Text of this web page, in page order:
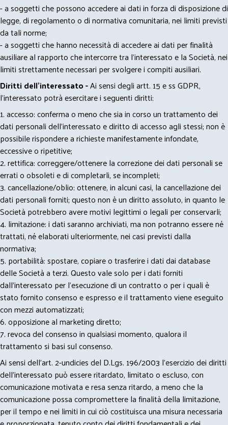
- a soggetti che possono accedere ai dati in forza di disposizione di
legge, di regolamento o di normativa comunitaria, nei limiti previsti
da tali norme;
- a soggetti che hanno necessità di accedere ai dati per finalità
ausiliare al rapporto che intercorre tra l’interessato e la Società, nei
limiti strettamente necessari per svolgere i compiti ausiliari.
Diritti dell’interessato -Ai sensi degli artt. 15 e ss GDPR,
l’interessato potrà esercitare i seguenti diritti:
1. accesso: conferma o meno che sia in corso un trattamento dei
dati personali dell’interessato e diritto di accesso agli stessi; non è
possibile rispondere a richieste manifestamente infondate,
eccessive o ripetitive;
2. rettifica: correggere/ottenere la correzione dei dati personali se
errati o obsoleti e di completarli, se incompleti;
3. cancellazione/oblio: ottenere, in alcuni casi, la cancellazione dei
dati personali forniti; questo non è un diritto assoluto, in quanto le
Società potrebbero avere motivi legittimi o legali per conservarli;
4. limitazione: i dati saranno archiviati, ma non potranno essere né
trattati, né elaborati ulteriormente, nei casi previsti dalla
normativa;
5. portabilità: spostare, copiare o trasferire i dati dai database
delle Società a terzi. Questo vale solo per i dati forniti
dall’interessato per l’esecuzione di un contratto o per i quali è
stato fornito consenso e espresso e il trattamento viene eseguito
con mezzi automatizzati;
6. opposizione al marketing diretto;
7. revoca del consenso in qualsiasi momento, qualora il
trattamento si basi sul consenso.
Ai sensi dell’art. 2-undicies del D.Lgs. 196/2003 l’esercizio dei diritti
dell’interessato può essere ritardato, limitato o escluso, con
comunicazione motivata e resa senza ritardo, a meno che la
comunicazione possa compromettere la finalità della limitazione,
per il tempo e nei limiti in cui ciò costituisca una misura necessaria